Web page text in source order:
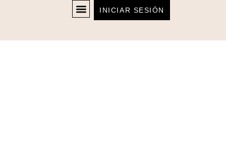
INICIAR SESIÓN